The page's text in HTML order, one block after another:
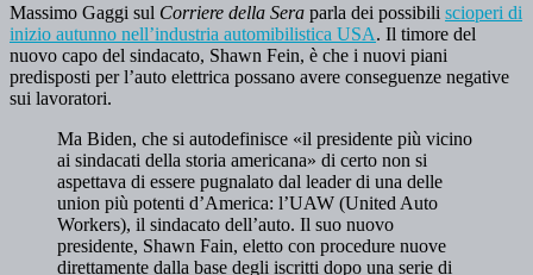
Massimo Gaggi sul Corriere della Sera parla dei possibili scioperi di
inizio autunno nell’industria automibilistica USA. Il timore del
nuovo capo del sindacato, Shawn Fein, è che i nuovi piani
predisposti per l’auto elettrica possano avere conseguenze negative
sui lavoratori.
Ma Biden, che si autodefinisce «il presidente più vicino
ai sindacati della storia americana» di certo non si
aspettava di essere pugnalato dal leader di una delle
union più potenti d’America: l’UAW (United Auto
Workers), il sindacato dell’auto. Il suo nuovo
presidente, Shawn Fain, eletto con procedure nuove
direttamente dalla base degli iscritti dopo una serie di